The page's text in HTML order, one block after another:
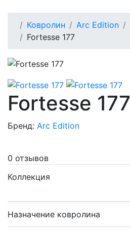
Ковролин Arc Edition
Fortesse 177
Fortesse 177
Бренд: Arc Edition
0 отзывов
Коллекция
Назначение ковролина